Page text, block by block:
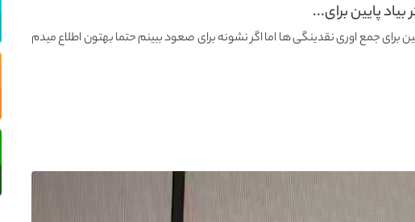
پایین برای...
برای جمع اوری نقدینگی ها اما اگر نشونه برای صعود ببینم حتما بهتون اطلاع میدم